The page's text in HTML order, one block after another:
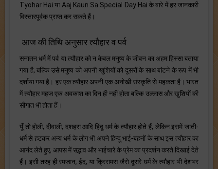
Tyohar Hai या Aaj Kaun Sa Special Day Hai के बारे में हर जानकारी
विस्तारपूर्वक प्राप्त कर सकते हैं।
आज की तिथि अनुसार त्यौहार व पर्व
सनातन धर्म में पर्व या त्यौहार को न केवल मनुष्य के जीवन का अहम हिस्सा बताया
गया है, बल्कि उसे मनुष्य को अपनी खुशियों को दूसरों के साथ बांटने के रूप में भी
दर्शाया गया है। हर एक त्यौहार अपनी एक अनोखी संस्कृति से महकता है। भारत
में त्यौहार महज एक अवकाश का दिन ही नहीं होता बल्कि उल्लास और खुशियों की
सौगात भी होता हैं।
यूँ तो होली, दीवाली, दशहरा आदि हिंदू धर्म के त्यौहार होते हैं, लेकिन इसमें जाती-
धर्म से हटकर अन्य धर्म के लोग भी अपने हिन्दू भाई-बहनों के साथ इस त्यौहार का
आनंद लेते हुए, आपस में सद्भाव और भाईचारे के प्रेम का प्रदर्शन करते दिखाई देते
हैं। इसी तरह ही रमजान, ईद, या क्रिसमस जैसे दूसरे धर्म के त्यौहार भी देशभर